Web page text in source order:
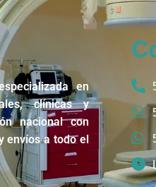
en
clínicas y
nacional con
envíos a todo el